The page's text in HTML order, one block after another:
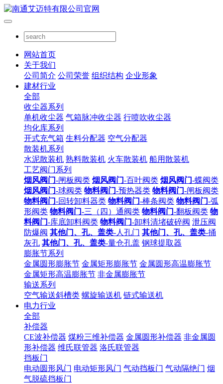
网站首页
关于我们
公司简介 公司荣誉 组织结构 企业形象
建材行业
全部
收尘器系列
单机收尘器 气箱脉冲收尘器 行喷吹收尘器
均化库系列
开式充气箱 生料分配器 空气分配器
散装机系列
水泥散装机 熟料散装机 火车散装机 船用散装机
工艺阀门系列
烟风阀门-闸板阀类 烟风阀门-百叶阀类 烟风阀门-蝶阀类
烟风阀门-球阀类 物料阀门-预热器类 物料阀门-闸板阀类
物料阀门-回转卸料器类 物料阀门-棒条阀类 物料阀门-弧
形阀类 物料阀门-三（四）通阀类 物料阀门-翻板阀类 物
料阀门-库底卸料阀类 物料阀门-卸料清堵破碎阀 泄压阀
防爆阀 其他门、孔、盖类-人孔门 其他门、孔、盖类-捅
灰孔 其他门、孔、盖类-量仓孔盖 钢球提取器
膨胀节系列
金属圆形膨胀节 金属矩形膨胀节 金属圆形高温膨胀节
金属矩形高温膨胀节 非金属膨胀节
输送系列
空气输送斜槽类 螺旋输送机 链式输送机
电力行业
全部
补偿器
CE波补偿器 煤粉三维补偿器 金属圆形补偿器 非金属圆
形补偿器 维氏联管器 洛氏联管器
挡板门
电动圆形风门 电动矩形风门 气动挡板门 气动隔绝门 烟
气脱硫挡板门